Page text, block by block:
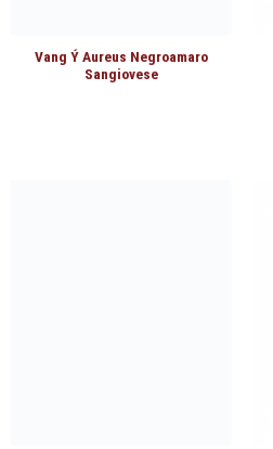
Vang Ý Aureus Negroamaro
Sangiovese